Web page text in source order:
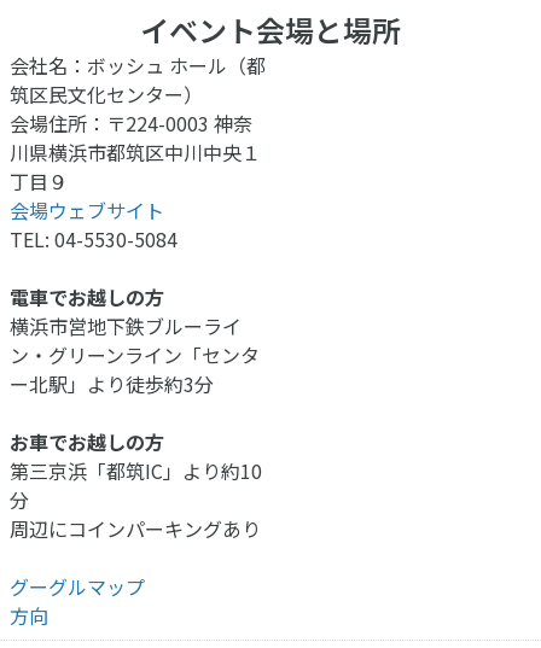
イベント会場と場所
会社名：ボッシュ ホール（都
筑区民文化センター）
会場住所：〒224-0003 神奈
川県横浜市都筑区中川中央１
丁目９
会場ウェブサイト
TEL: 04-5530-5084
電車でお越しの方
横浜市営地下鉄ブルーライ
ン・グリーンライン「センタ
ー北駅」より徒歩約3分
お車でお越しの方
第三京浜「都筑IC」より約10
分
周辺にコインパーキングあり
グーグルマップ
方向